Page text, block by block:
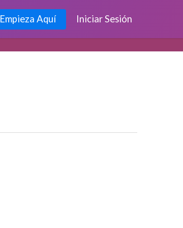
Empieza Aquí Iniciar Sesión